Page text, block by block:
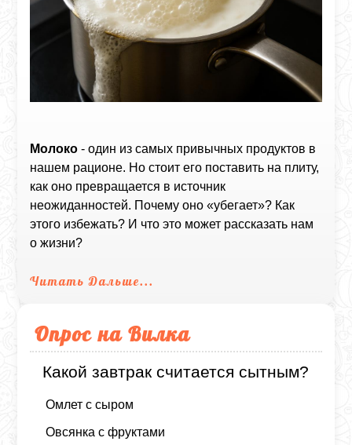
Молоко - один из самых привычных продуктов в
нашем рационе. Но стоит его поставить на плиту,
как оно превращается в источник
неожиданностей. Почему оно «убегает»? Как
этого избежать? И что это может рассказать нам
о жизни?
Читать Дальше...
Опрос на Вилка
Какой завтрак считается сытным?
Омлет с сыром
Овсянка с фруктами